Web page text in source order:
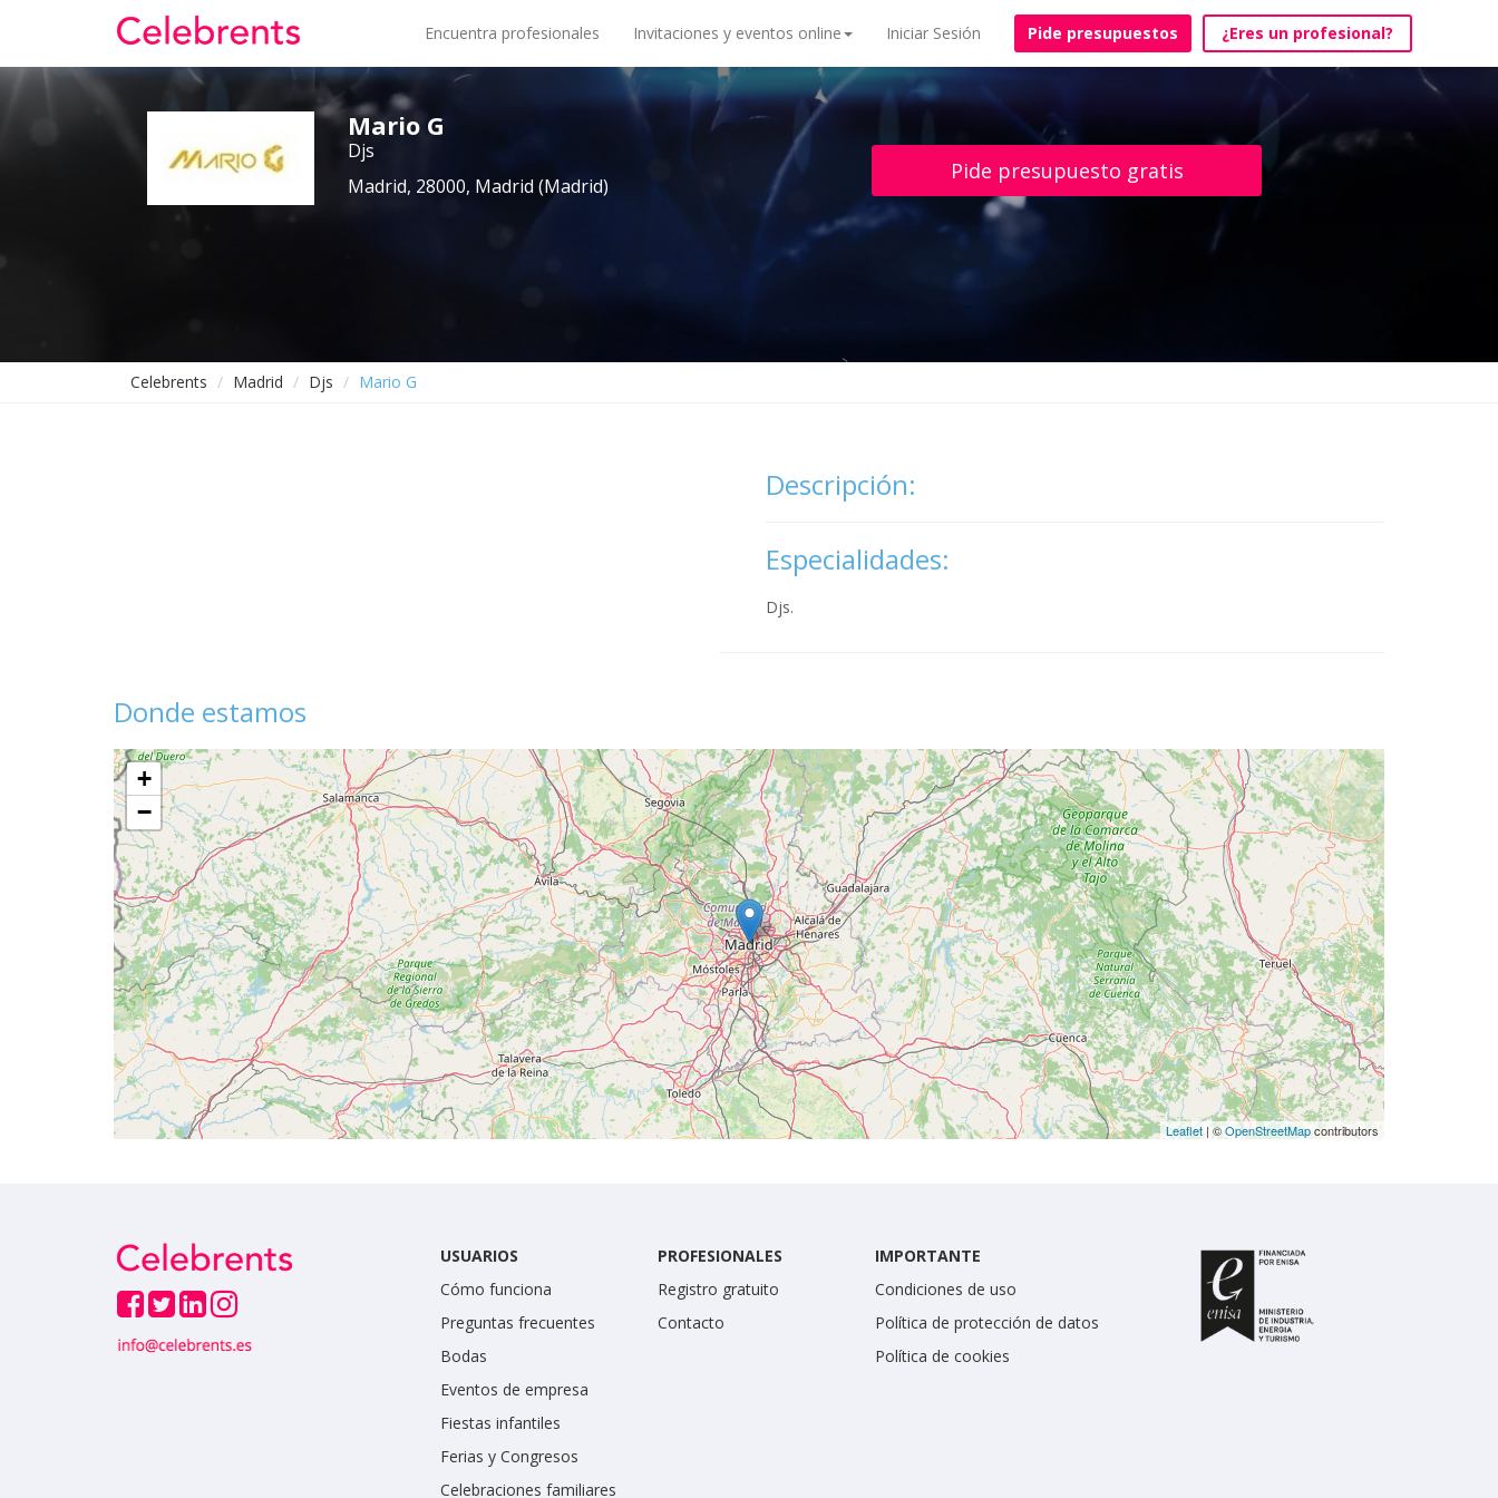
Encuentra profesionales Invitaciones y eventos online Iniciar Sesión Pide presupuestos ¿Eres un profesional?
Mario G
Djs
Madrid, 28000, Madrid (Madrid)
Pide presupuesto gratis
Celebrents Madrid Djs Mario G
Descripción:
Especialidades:
Djs.
Donde estamos
+
−
Leaflet | ©OpenStreetMapcontributors
USUARIOS
Cómo funciona
Preguntas frecuentes
Bodas
Eventos de empresa
Fiestas infantiles
Ferias y Congresos
Celebraciones familiares
PROFESIONALES
Registro gratuito
Contacto
IMPORTANTE
Condiciones de uso
Política de protección de datos
Política de cookies